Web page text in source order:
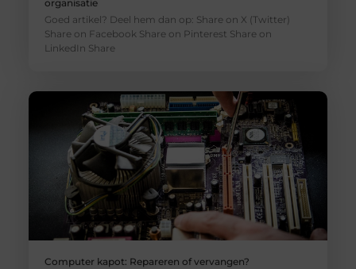
organisatie
Goed artikel? Deel hem dan op: Share on X (Twitter)
Share on Facebook Share on Pinterest Share on
LinkedIn Share
Computer kapot: Repareren of vervangen?